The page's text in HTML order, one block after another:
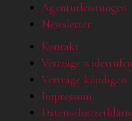
Agenturleistungen
Newsletter
Kontakt
Verträge widerrufen
Verträge kündigen
Impressum